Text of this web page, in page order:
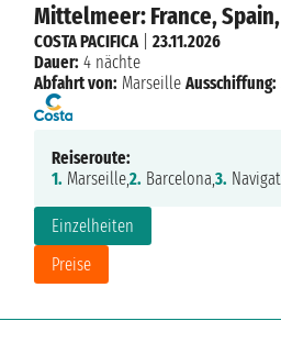
Mittelmeer: France,
Einzelheiten
Preise
COSTA PACIFICA|23.11.2026
Dauer: 4 nächte
Abfahrt von: Marseille Ausschiffung:
Reiseroute:
1. Marseille,2. Barcelona,3.